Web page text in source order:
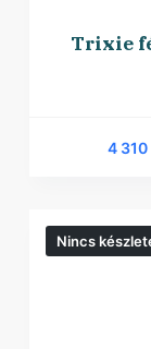
Trixie
4 310
Nincs